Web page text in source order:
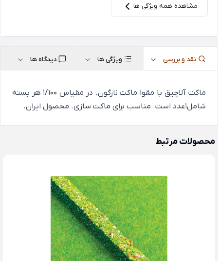
مشاهده همه ویژگی ها
نقد و بررسی ویژگی ها دیدگاه ها
ماکت آلاچیق با مقوا ماکت نارگون. در مقیاس 1/100 هر بسته
شامل1عدد است. مناسب برای ماکت سازی. محصول ایران.
محصولات مرتبط